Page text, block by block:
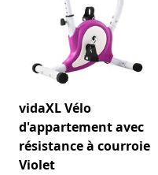
vidaXL Vélo
d'appartement avec
résistance à courroie
Violet